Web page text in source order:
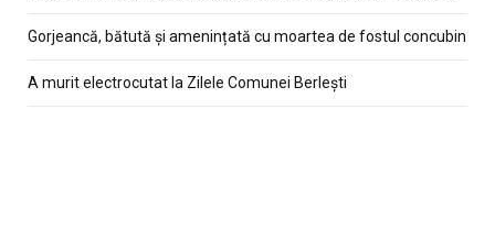
Gorjeancă, bătută și amenințată cu moartea de fostul concubin
A murit electrocutat la Zilele Comunei Berlești